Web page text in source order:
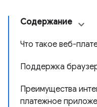
Содержание
Что такое веб-
Поддержка
Преимущества
платежное